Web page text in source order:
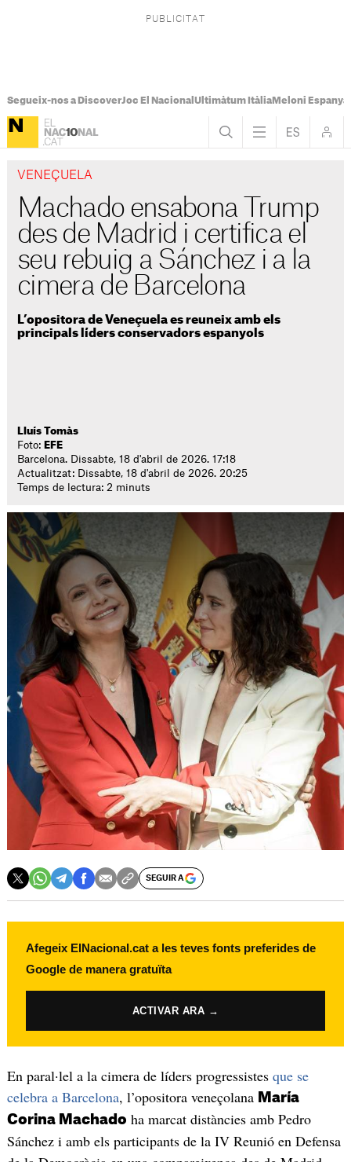
Segueix-nos a DiscoverJoc El Nacional Ultimàtum ItàliaMeloni Espanya
VENEÇUELA
Machado ensabona Trump
des de Madrid i certifica el
seu rebuig a Sánchez i a la
cimera de Barcelona
L’opositora de Veneçuela es reuneix amb els
principals líders conservadors espanyols
Lluís Tomàs
Foto: EFE
Barcelona. Dissabte, 18 d'abril de 2026. 17:18
Actualitzat: Dissabte, 18 d'abril de 2026. 20:25
Temps de lectura: 2 minuts
SEGUIR A
Afegeix ElNacional.cat a les teves fonts preferides de
Google de manera gratuïta
ACTIVAR ARA →
En paral·lel a la cimera de líders progressistes que se
celebra a Barcelona, l’opositora veneçolana María
Corina Machado ha marcat distàncies amb Pedro
Sánchez i amb els participants de la IV Reunió en Defensa